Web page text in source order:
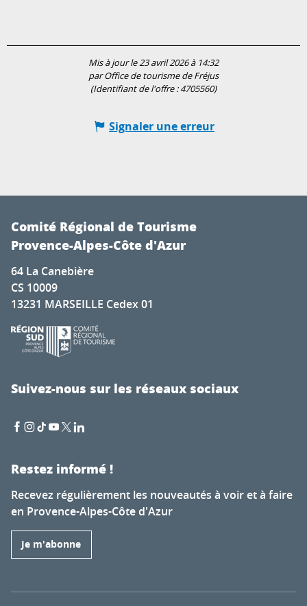
Mis à jour le 23 avril 2026 à 14:32
par Office de tourisme de Fréjus
(Identifiant de l'offre :4705560)
Signaler une erreur
Comité Régional de Tourisme
Provence-Alpes-Côte d'Azur
64 La Canebière
CS 10009
13231 MARSEILLE Cedex 01
Suivez-nous sur les réseaux sociaux
Restez informé !
Recevez régulièrement les nouveautés à voir et à faire
en Provence-Alpes-Côte d'Azur
Je m'abonne